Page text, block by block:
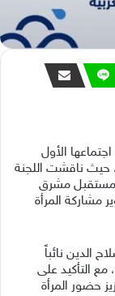
الأول
حيث ناقشت اللجنة
“مستقبل مشرق
مشاركة المرأة
الدين نائباً
مع التأكيد على
حضور المرأة